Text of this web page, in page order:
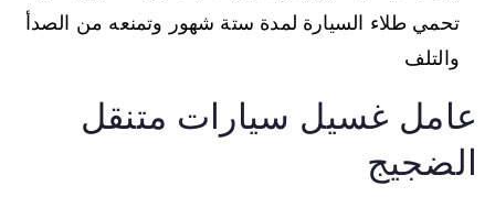
تحمي طلاء السيارة لمدة ستة شهور وتمنعه من الصدأ
والتلف
عامل غسيل سيارات متنقل
الضجيج